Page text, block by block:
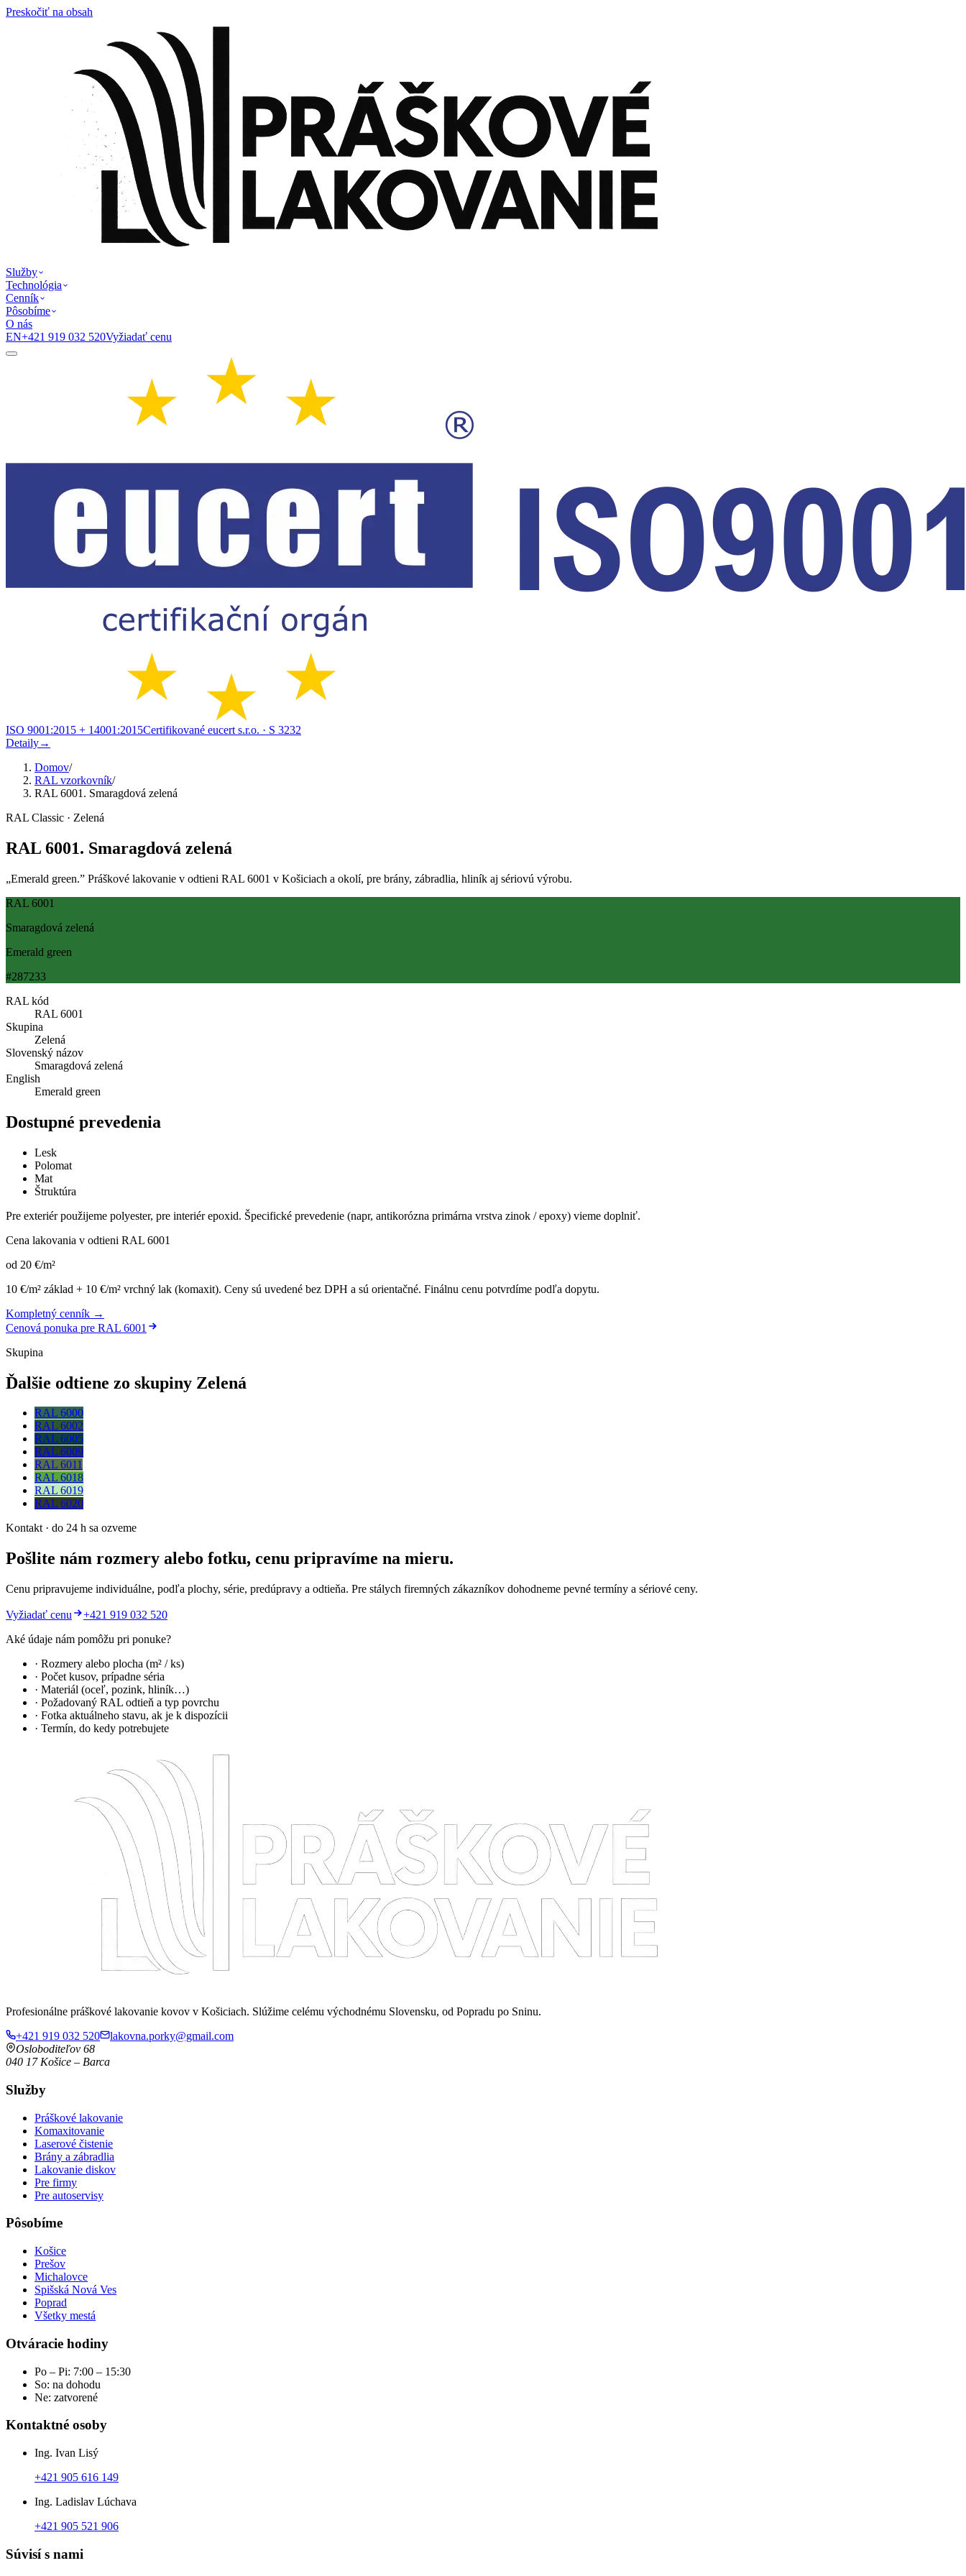
Preskočiť na obsah
Služby
Technológia
Cenník
Pôsobíme
O nás
EN+421 919 032 520Vyžiadať cenu
ISO 9001:2015 + 14001:2015Certifikované eucert s.r.o. · S 3232
Detaily→
Domov/
RAL vzorkovník/
RAL 6001. Smaragdová zelená
RAL Classic · Zelená
RAL 6001. Smaragdová zelená
„Emerald green.” Práškové lakovanie v odtieni RAL 6001 v Košiciach a okolí, pre brány, zábradlia, hliník aj sériovú výrobu.
RAL 6001
Smaragdová zelená
Emerald green
#287233
RAL kód
RAL 6001
Skupina
Zelená
Slovenský názov
Smaragdová zelená
English
Emerald green
Dostupné prevedenia
Lesk
Polomat
Mat
Štruktúra
Pre exteriér použijeme polyester, pre interiér epoxid. Špecifické prevedenie (napr, antikorózna primárna vrstva zinok / epoxy) vieme doplniť.
Cena lakovania v odtieni RAL 6001
od 20 €/m²
10 €/m² základ + 10 €/m² vrchný lak (komaxit). Ceny sú uvedené bez DPH a sú orientačné. Finálnu cenu potvrdíme podľa dopytu.
Kompletný cenník →
Cenová ponuka pre RAL 6001
Skupina
Ďalšie odtiene zo skupiny Zelená
RAL 6000
RAL 6002
RAL 6005
RAL 6009
RAL 6011
RAL 6018
RAL 6019
RAL 6020
Kontakt · do 24 h sa ozveme
Pošlite nám rozmery alebo fotku, cenu pripravíme na mieru.
Cenu pripravujeme individuálne, podľa plochy, série, predúpravy a odtieňa. Pre stálych firemných zákazníkov dohodneme pevné termíny a sériové ceny.
Vyžiadať cenu
+421 919 032 520
Aké údaje nám pomôžu pri ponuke?
· Rozmery alebo plocha (m² / ks)
· Počet kusov, prípadne séria
· Materiál (oceľ, pozink, hliník…)
· Požadovaný RAL odtieň a typ povrchu
· Fotka aktuálneho stavu, ak je k dispozícii
· Termín, do kedy potrebujete
Profesionálne práškové lakovanie kovov v Košiciach. Slúžime celému východnému Slovensku, od Popradu po Sninu.
+421 919 032 520
lakovna.porky@gmail.com
Osloboditeľov 68
040 17 Košice – Barca
Služby
Práškové lakovanie
Komaxitovanie
Laserové čistenie
Brány a zábradlia
Lakovanie diskov
Pre firmy
Pre autoservisy
Pôsobíme
Košice
Prešov
Michalovce
Spišská Nová Ves
Poprad
Všetky mestá
Otváracie hodiny
Po – Pi: 7:00 – 15:30
So: na dohodu
Ne: zatvorené
Kontaktné osoby
Ing. Ivan Lisý
+421 905 616 149
Ing. Ladislav Lúchava
+421 905 521 906
Súvisí s nami